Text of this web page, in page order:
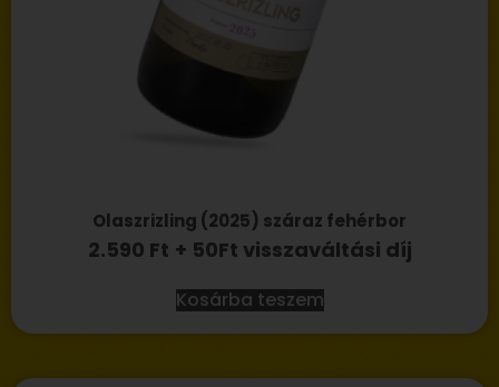
Olaszrizling (2025) száraz fehérbor
2.590 Ft + 50Ft visszaváltási díj
Kosárba teszem